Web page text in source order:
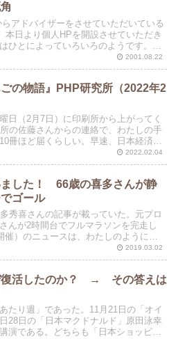
アドバイザーをさせていただいている
本日より個人HPを開設させていただき
ひとによっていろいろのようです。わ
2001.08.22
の物語』PHP研究所（2022年2
日（2月7日）に印刷所から上がってく
の佐藤さんからの連絡で、わたしの手
冊ほど届くらしい。早速、日本経済新
2022.02.04
した！ 66歳の喜多さんが静
ゴール
秀喜さんの記事が載っていた。元プロ
んが2時間台でフルマラソンを完走し
）のニュースは、わたしのように東
2019.03.02
復活したのか？ → その答えは
たり週」であった。11月21日の「オイ
28日の「日本マクドナルド」原田泳幸
演である。どちらも「日本ショッピン